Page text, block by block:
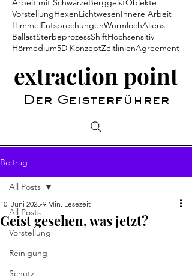
Arbeit mit SchwärzeBerggeistObjekte
VorstellungHexenLichtwesenInnere Arbeit
HimmelEntsprechungenWurmlochAliens
BallastSterbeprozessShiftHochsensitiv
Hörmedium5D KonzeptZeitlinienAgreement
extraction point
Der Geisterführer
Beitrag
All Posts
Vorstellung
Reinigung
Schutz
All Posts
Geist gesehen, was jetzt?
10. Juni 2025 9 Min. Lesezeit